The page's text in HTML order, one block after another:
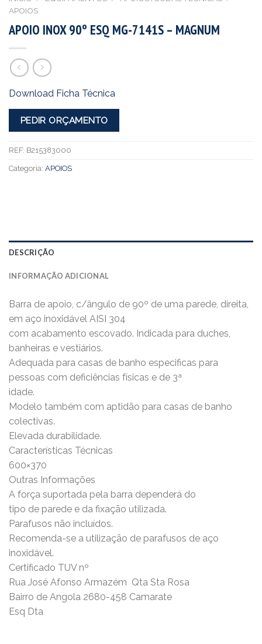
APOIOS
APOIO INOX 90º ESQ MG-7141S – MAGNUM
Download Ficha Técnica
PEDIR ORÇAMENTO
REF: B215383000
Categoria: APOIOS
DESCRIÇÃO
INFORMAÇÃO ADICIONAL
Barra de apoio, c/ângulo de 90º de uma parede, direita,
em aço inoxidável AISI 304
com acabamento escovado. Indicada para duches,
banheiras e vestiários.
Adequada para casas de banho especificas para
pessoas com deficiências físicas e de 3ª
idade.
Modelo também com aptidão para casas de banho
colectivas.
Elevada durabilidade.
Características Técnicas
600×370
Outras Informações
A força suportada pela barra dependerá do
tipo de parede e da fixação utilizada.
Parafusos não incluídos.
Recomenda-se a utilização de parafusos de aço
inoxidável.
Certificado TUV nº
Rua José Afonso Armazém  Qta Sta Rosa
Bairro de Angola 2680-458 Camarate
Esq Dta